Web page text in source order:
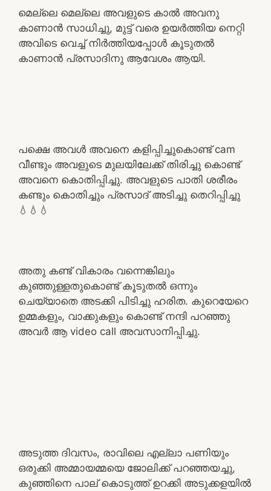
മെല്ലെ മെല്ലെ അവളുടെ കാൽ അവനു
കാണാൻ സാധിച്ചു, മുട്ട് വരെ ഉയർത്തിയ നെറ്റി
അവിടെ വെച്ച് നിർത്തിയപ്പോൾ കൂടുതൽ
കാണാൻ പ്രസാദിനു ആവേശം ആയി.
പക്ഷെ അവൾ അവനെ കളിപ്പിച്ചുകൊണ്ട് cam
വീണ്ടും അവളുടെ മുലയിലേക്ക് തിരിച്ചു കൊണ്ട്
അവനെ കൊതിപ്പിച്ചു. അവളുടെ പാതി ശരീരം
കണ്ടും കൊതിച്ചും പ്രസാദ് അടിച്ചു തെറിപ്പിച്ചു
💧💧💧
അതു കണ്ട് വികാരം വന്നെങ്കിലും
കുഞ്ഞുള്ളതുകൊണ്ട് കൂടുതൽ ഒന്നും
ചെയ്യാതെ അടക്കി പിടിച്ചു ഹരിത. കുറെയേറെ
ഉമ്മകളും, വാക്കുകളും കൊണ്ട് നന്ദി പറഞ്ഞു
അവർ ആ video call അവസാനിപ്പിച്ചു.
അടുത്ത ദിവസം, രാവിലെ എല്ലാ പണിയും
ഒരുക്കി അമ്മായമ്മയെ ജോലിക്ക് പറഞ്ഞയച്ചു,
കുഞ്ഞിനെ പാല് കൊടുത്ത് ഉറക്കി അടുക്കളയിൽ